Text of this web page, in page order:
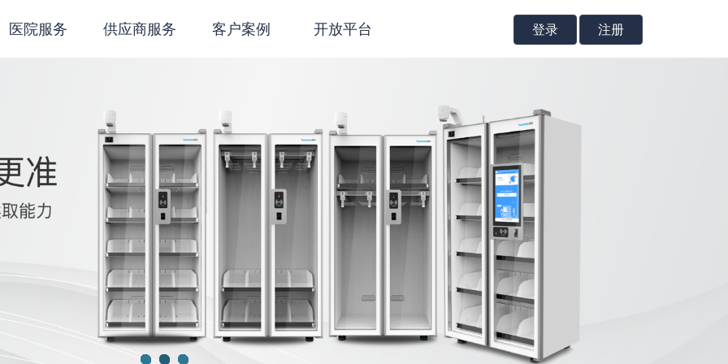
医院服务 供应商服务 客户案例 开放平台 注册
登录